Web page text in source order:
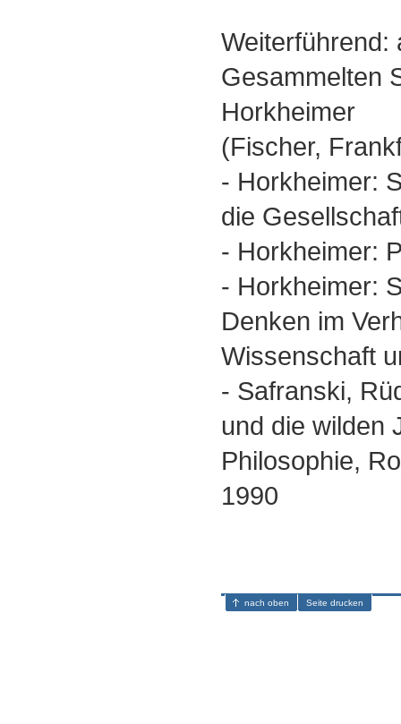
Weiterführend:
Gesammelten
Horkheimer
(Fischer,
- Horkheimer:
die
- Horkheimer:
- Horkheimer:
Denken im
Wissenschaft
- Safranski,
und die wilden
Philosophie,
1990
nach oben Seite drucken